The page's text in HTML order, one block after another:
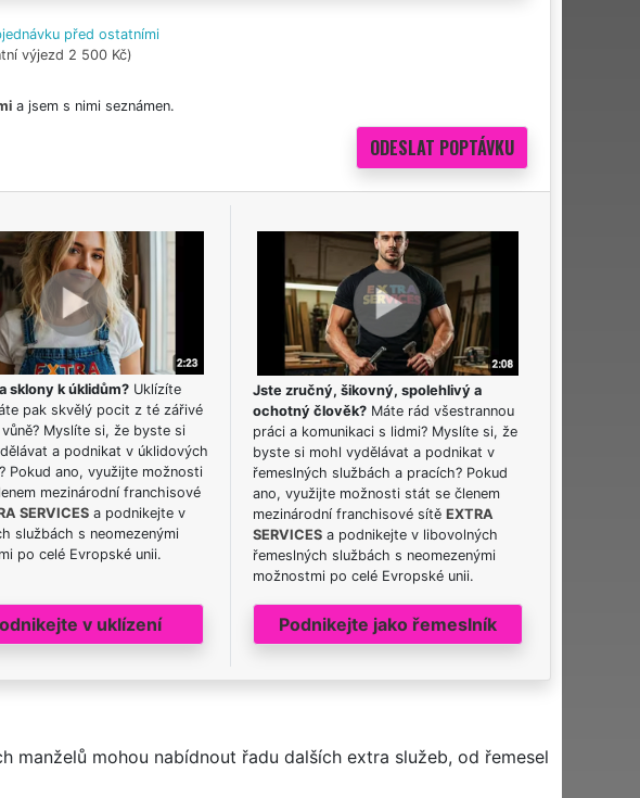
před ostatními
výjezd 2 500 Kč)
a jsem s nimi seznámen.
sklony k úklidům?Uklízíte
pak skvělý pocit z té zářivé
Myslíte si, že byste si
a podnikat v úklidových
Pokud ano, využijte možnosti
mezinárodní franchisové
SERVICESa podnikejte v
službách s neomezenými
po celé Evropské unii.
v uklízení
Jste zručný, šikovný, spolehlivý a
ochotný člověk? Máte rád všestrannou
práci a komunikaci s lidmi? Myslíte si, že
byste si mohl vydělávat a podnikat v
řemeslných službách a pracích? Pokud
ano, využijte možnosti stát se členem
mezinárodní franchisové sítěEXTRA
SERVICES a podnikejte v libovolných
řemeslných službách s neomezenými
možnostmi po celé Evropské unii.
Podnikejte jako řemeslník
manželů mohou nabídnout řadu dalších extra služeb, od řemesel